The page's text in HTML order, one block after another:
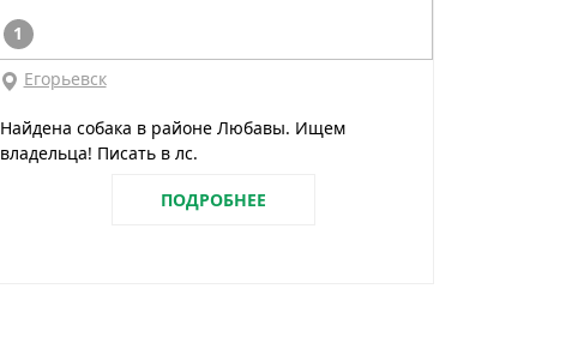
1
Егорьевск
Найдена собака в районе Любавы. Ищем
владельца! Писать в лс.
ПОДРОБНЕЕ